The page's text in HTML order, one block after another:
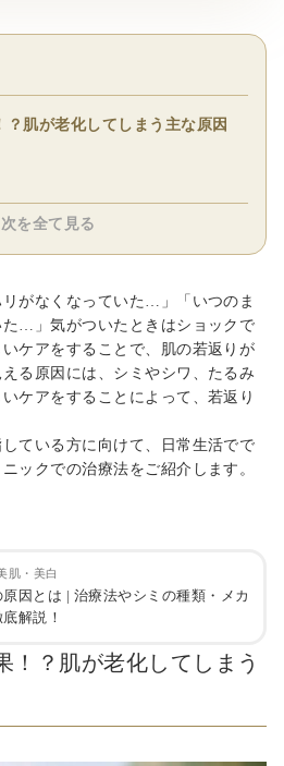
？肌が老化してしまう主な原因
次を全て見る
リがなくなっていた…」「いつのま
…」気がついたときはショックで
ケアをすることで、肌の若返りが
る原因には、シミやシワ、たるみ
ケアをすることによって、若返り
ている方に向けて、日常生活でで
ックでの治療法をご紹介します。
肌・美白
原因とは | 治療法やシミの種類・メカ
解説！
！？肌が老化してしまう